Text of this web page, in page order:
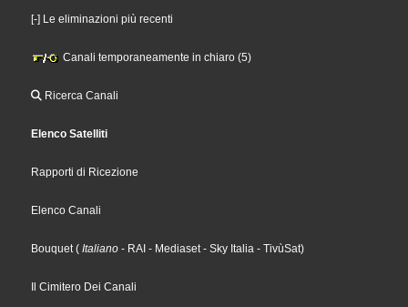
[-] Le eliminazioni più recenti
Canali temporaneamente in chiaro (5)
Ricerca Canali
Elenco Satelliti
Rapporti di Ricezione
Elenco Canali
Bouquet( Italiano - RAI - Mediaset- Sky Italia - TivùSat)
Il Cimitero Dei Canali